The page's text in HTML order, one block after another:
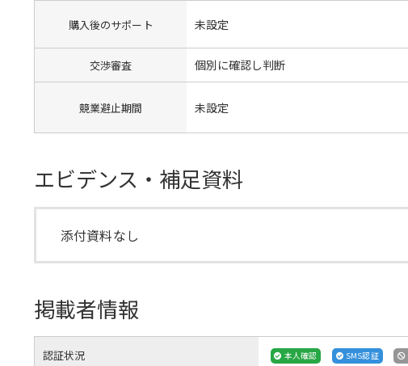
購入後のサポート 未設定
交渉審査 個別に確認し判断
競業避止期間 未設定
エビデンス・補足資料
添付資料なし
掲載者情報
認証状況 本人確認 SMS認証